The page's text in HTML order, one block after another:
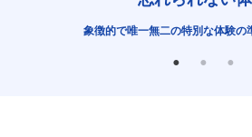
象徴的で唯一無二の特別な体験の